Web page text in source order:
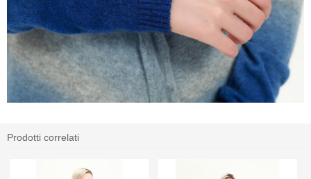
Prodotti correlati